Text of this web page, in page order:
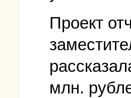
Проект
млн.